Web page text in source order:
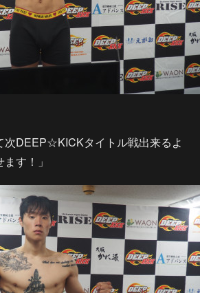
DEEP☆KICKタイトル戦出来るよ
す！」